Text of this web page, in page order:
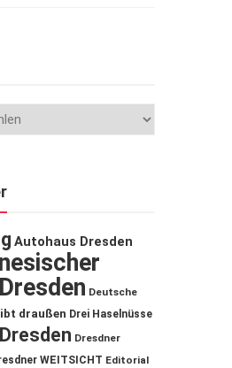
Autohaus Dresden
Deutsche
draußen Drei Haselnüsse
Dresden Dresdner
WEITSICHT Editorial